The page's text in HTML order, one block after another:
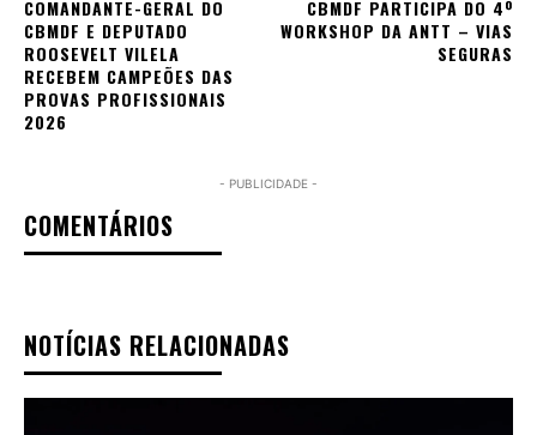
COMANDANTE-GERAL DO
CBMDF E DEPUTADO
ROOSEVELT VILELA
RECEBEM CAMPEÕES DAS
PROVAS PROFISSIONAIS
2026
CBMDF PARTICIPA DO 4º
WORKSHOP DA ANTT – VIAS
SEGURAS
- PUBLICIDADE -
COMENTÁRIOS
NOTÍCIAS RELACIONADAS